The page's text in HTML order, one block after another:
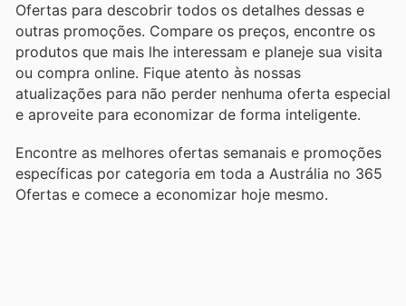
Ofertas para descobrir todos os detalhes dessas e
outras promoções. Compare os preços, encontre os
produtos que mais lhe interessam e planeje sua visita
ou compra online. Fique atento às nossas
atualizações para não perder nenhuma oferta especial
e aproveite para economizar de forma inteligente.
Encontre as melhores ofertas semanais e promoções
específicas por categoria em toda a Austrália no 365
Ofertas e comece a economizar hoje mesmo.